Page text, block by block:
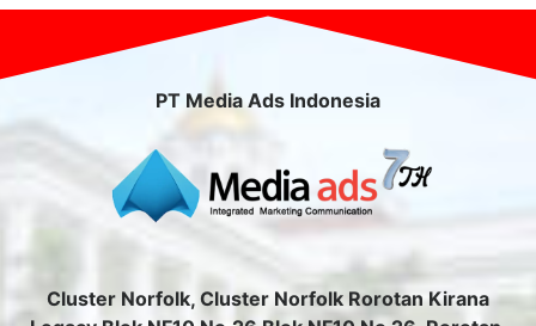
PT Media Ads Indonesia
Cluster Norfolk, Cluster Norfolk Rorotan Kirana